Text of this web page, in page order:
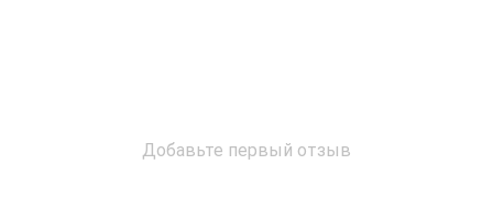
Добавьте первый отзыв